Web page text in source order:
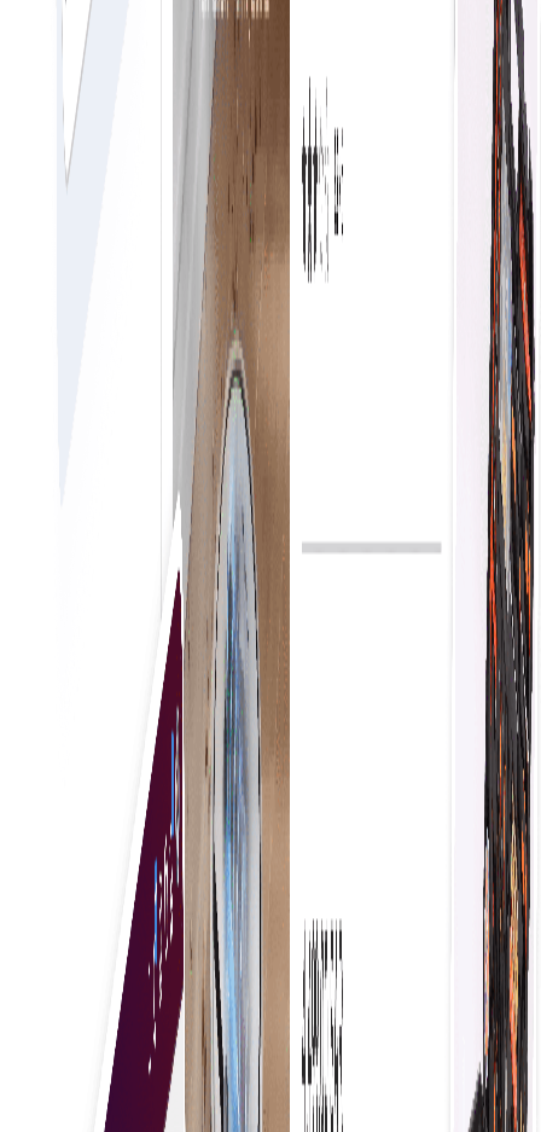
Επισκεφθείτε το MarketPlace
Απλοποιημένες αγορές
Η έναρξη προμηθειών επί τόπου δίνει τη δυνατότητα
στις επιχειρήσεις να λαμβάνουν άμεσα αποφάσεις
αγοράς, εξορθολογίζοντας τις λειτουργίες και
βελτιώνοντας την αποδοτικότητα. Η προσέγγιση
αυτή μειώνει τις καθυστερήσεις, εξασφαλίζοντας
έγκαιρη πρόσβαση σε βασικά αγαθά και υπηρεσίες.
Πλήρης ορατότητα
Η αποτελεσματική διαχείριση και ο έλεγχος των
οργανωτικών δαπανών ενισχύει την τήρηση του
προϋπολογισμού, εντοπίζει ευκαιρίες
εξοικονόμησης κόστους και προωθεί τη λήψη
στρατηγικών αποφάσεων για βιώσιμη ανάπτυξη.